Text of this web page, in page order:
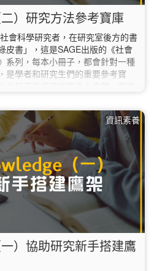
）研究方法參考寶庫
科學研究者，在研究室後方的書
皮書」，這是SAGE出版的《社會
系列，每本小冊子，都會針對一種
是學者和研究生們的重要參考寶
knowledge是為社會科學研究
總計超過4,200多種書籍，包含著
資訊素養
）協助研究新手搭建鷹